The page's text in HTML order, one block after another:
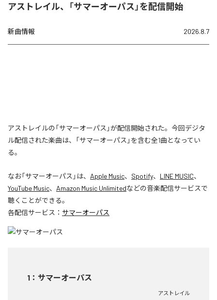
アストレイル、「サマーオーパス」を配信開始
新曲情報 2026.8.7
アストレイルの「サマーオーパス」が配信開始された。今回デジタ
ル配信された楽曲は、「サマーオーパス」を含む全1曲となってい
る。
なお「サマーオーパス 」は、 Apple Music、 Spotify、 LINE MUSIC、
YouTube Music、 Amazon Music Unlimitedなどの音楽配信サービスで
聴くことができる。
各配信サービス： サマーオーパス
1 ： サマーオーパス
アストレイル